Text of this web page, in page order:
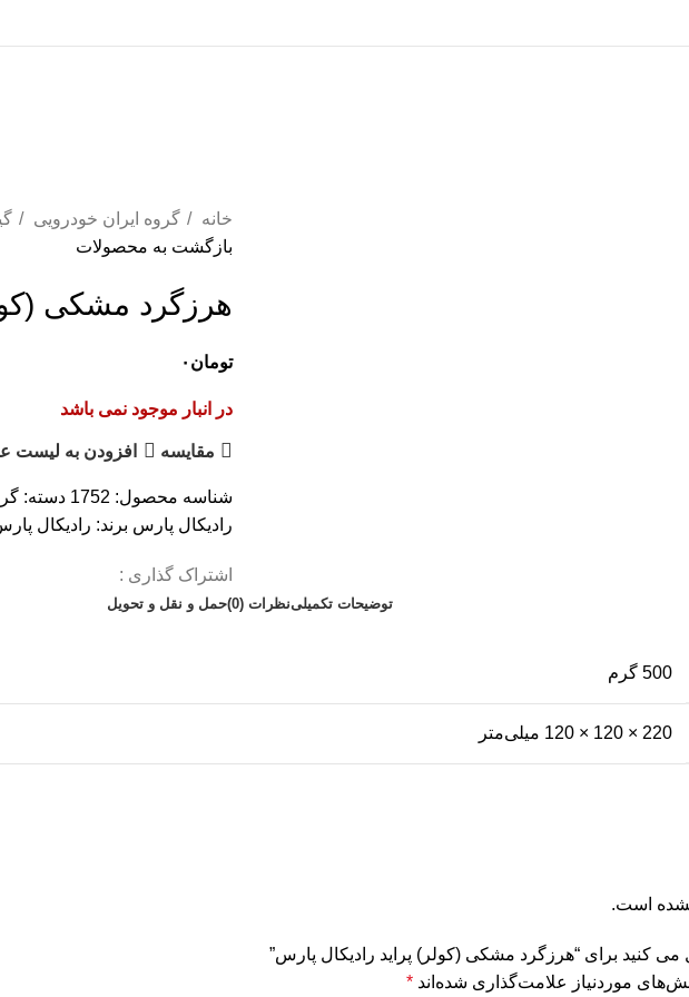
خانه گروه ایران خودرویی
بازگشت به محصولات
هرزگرد مشکی
تومان ۰
در انبار موجود نمی باشد
مقایسه افزودن به لیست
شناسه محصول: 1752 دسته:
رادیکال پارس برند: رادیکال
اشتراک گذاری :
توضیحات تکمیلینظرات (0) حمل و نقل و تحویل
500 گرم
220 × 120 × 120 میلی‌متر
است.
می کنید برای “هرزگرد مشکی (کولر) پراید رادیکال پارس”
موردنیاز علامت‌گذاری شده‌اند *